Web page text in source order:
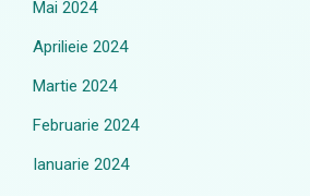
Mai 2024
Aprilieie 2024
Martie 2024
Februarie 2024
Ianuarie 2024